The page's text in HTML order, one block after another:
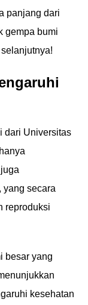
panjang dari
gempa bumi
dari Universitas
yang secara
reproduksi
besar yang
kesehatan